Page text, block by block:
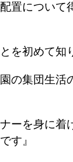
配置について
を初めて知
園の集団生活
ーを身に着
す』